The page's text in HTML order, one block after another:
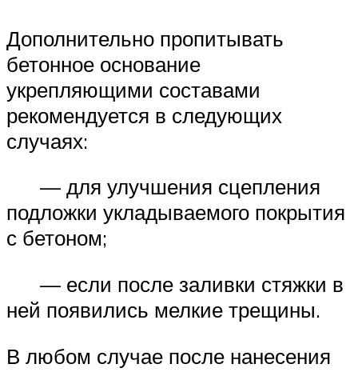
Дополнительно пропитывать
бетонное основание
укрепляющими составами
рекомендуется в следующих
случаях:
— для улучшения сцепления
подложки укладываемого покрытия
с бетоном;
— если после заливки стяжки в
ней появились мелкие трещины.
В любом случае после нанесения